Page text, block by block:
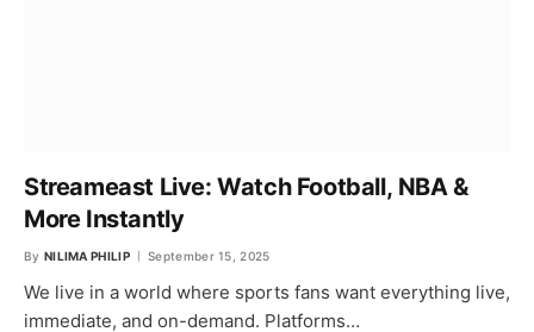
Streameast Live: Watch Football, NBA &
More Instantly
By NILIMA PHILIP September 15, 2025
We live in a world where sports fans want everything live,
immediate, and on-demand. Platforms…